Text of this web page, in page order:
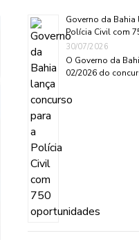
Governo da
Polícia Civil com
30/07/2026
O Governo da
02/2026 do